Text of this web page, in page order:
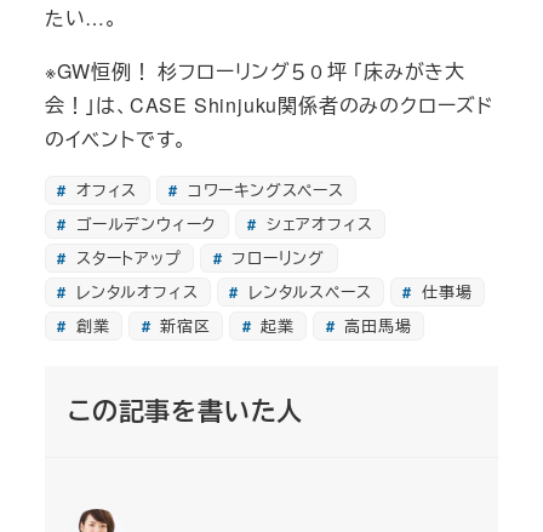
たい…。
※GW恒例！ 杉フローリング５０坪 「床みがき大
会！」は、CASE Shinjuku関係者のみのクローズド
のイベントです。
オフィス
コワーキングスペース
ゴールデンウィーク
シェアオフィス
スタートアップ
フローリング
レンタルオフィス
レンタルスペース
仕事場
創業
新宿区 起業 高田馬場
この記事を書いた人